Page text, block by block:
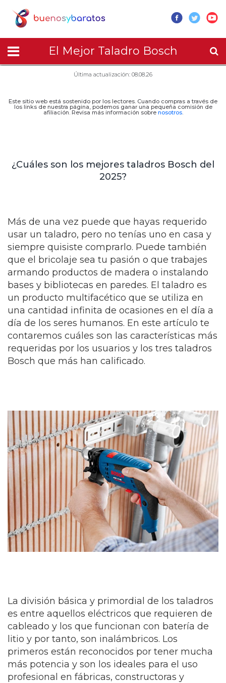
El Mejor Taladro Bosch
Última actualización: 08.08.26
Este sitio web está sostenido por los lectores. Cuando compras a través de
los links de nuestra página, podemos ganar una pequeña comisión de
afiliación. Revisa más información sobre nosotros.
¿Cuáles son los mejores taladros Bosch del
2025?
Más de una vez puede que hayas requerido
usar un taladro, pero no tenías uno en casa y
siempre quisiste comprarlo. Puede también
que el bricolaje sea tu pasión o que trabajes
armando productos de madera o instalando
bases y bibliotecas en paredes. El taladro es
un producto multifacético que se utiliza en
una cantidad infinita de ocasiones en el día a
día de los seres humanos. En este artículo te
contaremos cuáles son las características más
requeridas por los usuarios y los tres taladros
Bosch que más han calificado.
La división básica y primordial de los taladros
es entre aquellos eléctricos que requieren de
cableado y los que funcionan con batería de
litio y por tanto, son inalámbricos. Los
primeros están reconocidos por tener mucha
más potencia y son los ideales para el uso
profesional en fábricas, constructoras y